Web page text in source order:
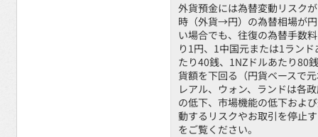
外貨預金には為替変動リスク
時（外貨→円）の為替相場が
い場合でも、往復の為替手数
り1円、1中国元または1ラン
たり40銭、1NZドルあたり80
貨額を下回る（円貨ベースで
レアル、ウォン、ランドは各
の低下、市場機能の低下およ
動するリスクやお取引を停止
をご覧ください。